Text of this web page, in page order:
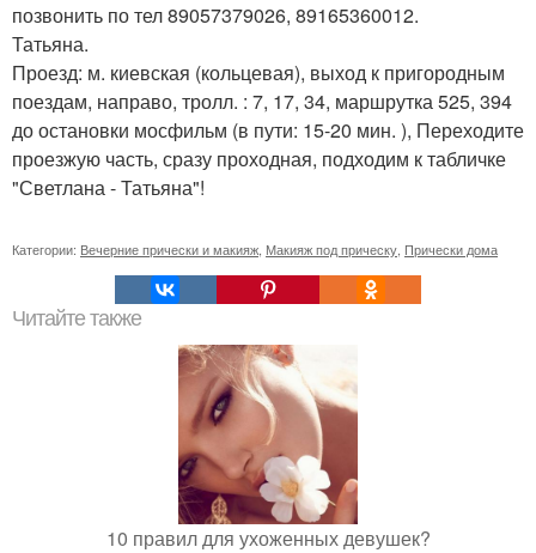
позвонить по тел 89057379026, 89165360012.
Татьяна.
Проезд: м. киевская (кольцевая), выход к пригородным
поездам, направо, тролл. : 7, 17, 34, маршрутка 525, 394
до остановки мосфильм (в пути: 15-20 мин. ), Переходите
проезжую часть, сразу проходная, подходим к табличке
"Светлана - Татьяна"!
Категории: Вечерние прически и макияж Макияж под прическу Прически дома
Читайте также
10 правил для ухоженных девушек?